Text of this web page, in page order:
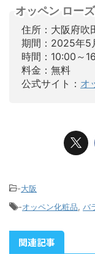
オッペン ロー
住所：大阪府吹
期間：2025年5
時間：10:00～
料金：無料
公式サイト： オ
-大阪
-オッペン化粧品, バ
関連記事